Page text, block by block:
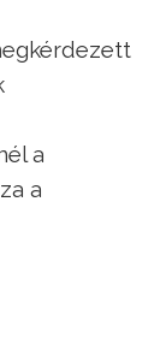
a
a